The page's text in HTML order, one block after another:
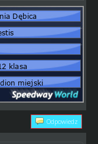
Odpowiedz